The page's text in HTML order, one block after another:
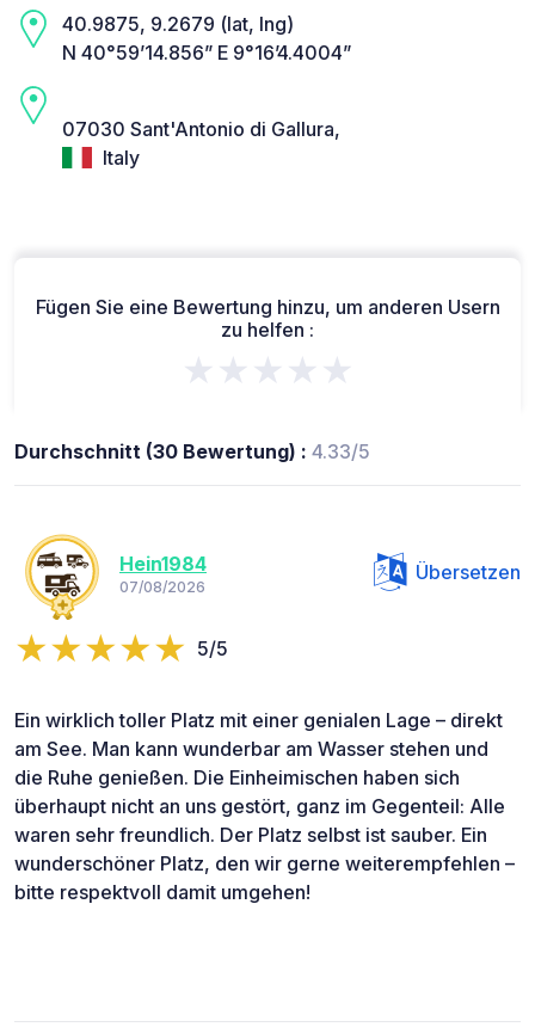
40.9875, 9.2679 (lat, lng)
N 40°59’14.856” E 9°16’4.4004”
07030 Sant'Antonio di Gallura,
Italy
Fügen Sie eine Bewertung hinzu, um anderen Usern
zu helfen :
★★★★★
Durchschnitt (30 Bewertung) : 4.33/5
Hein1984
07/08/2026
Übersetzen
5/5
Ein wirklich toller Platz mit einer genialen Lage – direkt
am See. Man kann wunderbar am Wasser stehen und
die Ruhe genießen. Die Einheimischen haben sich
überhaupt nicht an uns gestört, ganz im Gegenteil: Alle
waren sehr freundlich. Der Platz selbst ist sauber. Ein
wunderschöner Platz, den wir gerne weiterempfehlen –
bitte respektvoll damit umgehen!